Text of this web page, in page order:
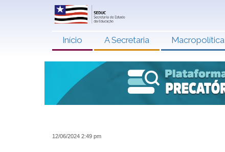
Início A Secretaria Macropolítica
12/06/2024 2:49 pm